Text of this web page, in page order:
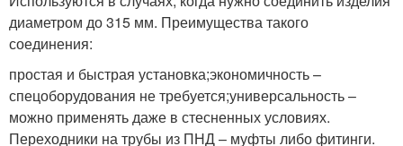
диаметром до 315 мм. Преимущества такого
соединения:
простая и быстрая установка;экономичность –
спецоборудования не требуется;универсальность –
можно применять даже в стесненных условиях.
Переходники на трубы из ПНД – муфты либо фитинги.